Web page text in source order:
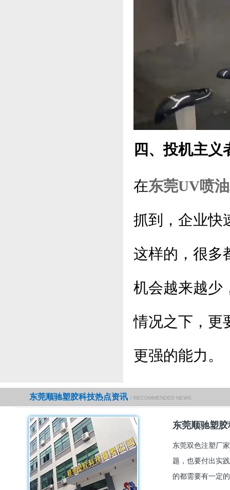
四、投机主义
在东莞UV喷
抓到，企业快
这样的，很多
机会越来越少
情况之下，更
更强的能力。
东莞顺驰塑胶科技热点资讯 / RECOMMENDED NEWS
东莞顺驰塑
东莞双色注塑厂
题，也要付出实
的都需要有一定